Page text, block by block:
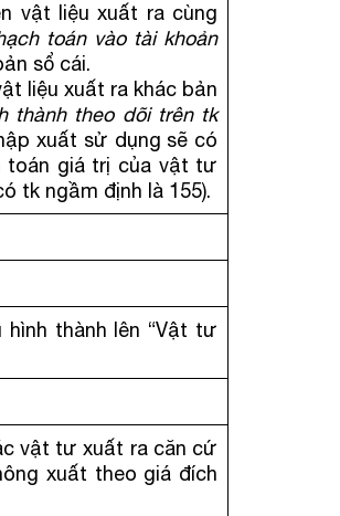
vật liệu xuất ra cùng
toán vào tài khoản
sổ cái.
liệu xuất ra khác bản
thành theo dõi trên tk
xuất sử dụng sẽ có
toán giá trị của vật tư
tk ngầm định là 155).
thành lên “Vật tư
vật tư xuất ra căn cứ
xuất theo giá đích